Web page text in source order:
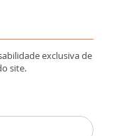
exclusiva de
site.